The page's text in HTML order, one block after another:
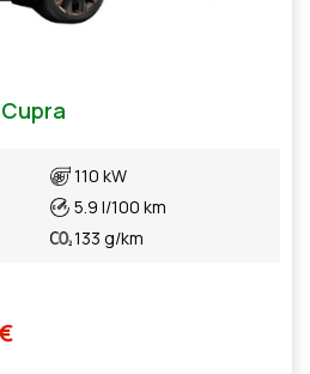
110 kW
5.9 l/100 km
133 g/km